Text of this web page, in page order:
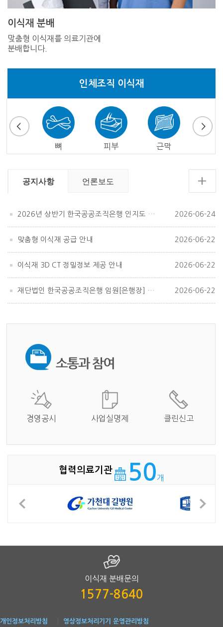
이식재 분배
맞춤형 이식재를 의료기관에
분배합니다.
인체조직 이식재
뼈 피부 근막
공지사항 언론보도
2026년 상반기 한국공공조직은행 인지도 조사 2026-06-24
맞춤형 이식재 공급 안내 2026-06-22
이식재 3D CT 정밀정보 제공 안내 2026-06-22
재단법인 한국공공조직은행 임원[은행장] 공개모집 2026-06-22
경영공시 사업실명제 클린신고
협력의료기관 50개
이식재 분배문의
1577-8640
개인정보처리방침 영상정보처리기기 운영관리방침